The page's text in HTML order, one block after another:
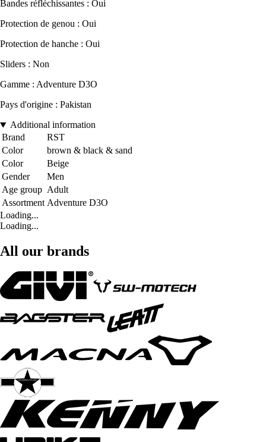
Bandes réfléchissantes : Oui
Protection de genou : Oui
Protection de hanche : Oui
Sliders : Non
Gamme : Adventure D3O
Pays d'origine : Pakistan
Additional information
Brand
RST
Color
brown & black & sand
Color
Beige
Gender
Men
Age group Adult
Assortment Adventure D3O
Loading...
Loading...
All our brands